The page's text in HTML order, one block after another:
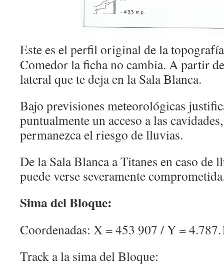
Este es el perfil original de la
Comedor la ficha no cambia. A partir
lateral que te deja en la Sala Blanca.
Bajo previsiones meteorológicas
puntualmente un acceso a las
permanezca el riesgo de lluvias.
De la Sala Blanca a Titanes en caso de
puede verse severamente
Sima del Bloque:
Coordenadas: X = 453 907 / Y =
Track a la sima del Bloque: